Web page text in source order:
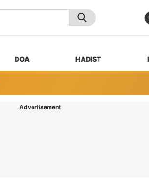
DOA HADIST
Advertisement